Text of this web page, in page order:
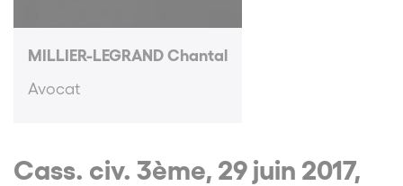
MILLIER-LEGRAND Chantal
Avocat
Cass. civ. 3ème, 29 juin 2017,